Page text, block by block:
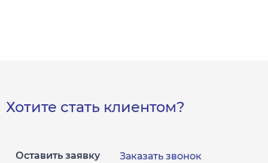
Хотите стать клиентом?
Оставить заявку Заказать звонок